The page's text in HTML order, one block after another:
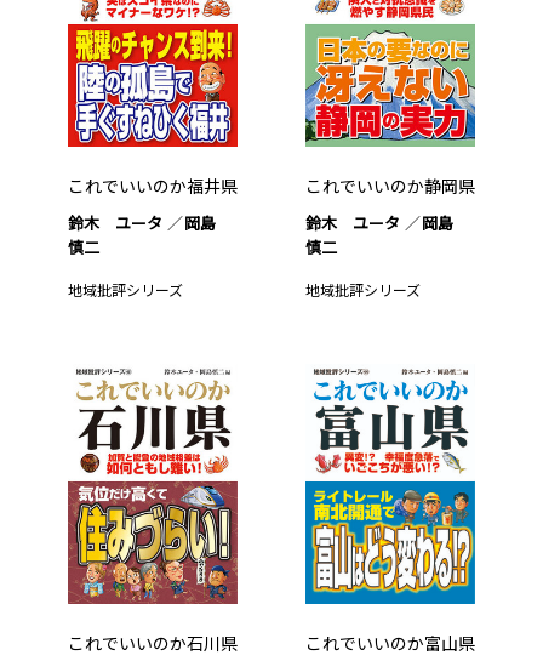
これでいいのか福井県
鈴木 ユータ
岡島
慎二
地域批評シリーズ
これでいいのか静岡県
鈴木 ユータ
岡島
慎二
地域批評シリーズ
これでいいのか石川県 これでいいのか富山県